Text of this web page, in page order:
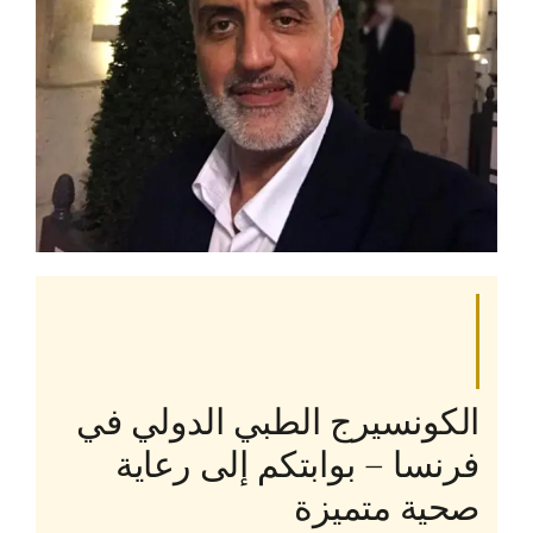
الكونسيرج الطبي الدولي في
فرنسا – بوابتكم إلى رعاية
صحية متميزة